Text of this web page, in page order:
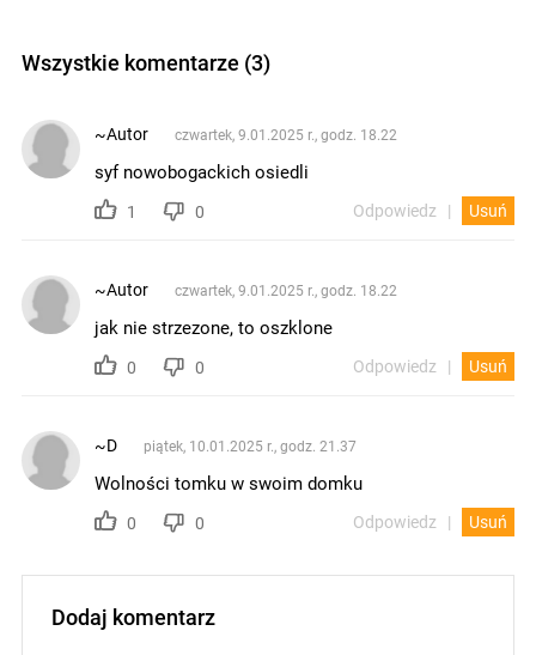
Wszystkie komentarze (3)
~Autor czwartek, 9.01.2025 r., godz. 18.22
syf nowobogackich osiedli
1 0 Odpowiedz Usuń
~Autor czwartek, 9.01.2025 r., godz. 18.22
jak nie strzezone, to oszklone
0 0 Odpowiedz Usuń
~D piątek, 10.01.2025 r., godz. 21.37
Wolności tomku w swoim domku
0 0 Odpowiedz Usuń
Dodaj komentarz